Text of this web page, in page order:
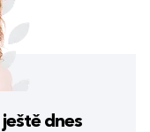
ještě dnes